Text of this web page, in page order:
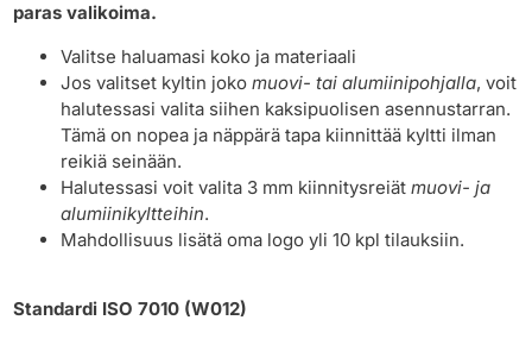
paras valikoima.
Valitse haluamasi koko ja materiaali
Jos valitset kyltin jokomuovi- tai alumiinipohjalla, voit
halutessasi valita siihen kaksipuolisen asennustarran.
Tämä on nopea ja näppärä tapa kiinnittää kyltti ilman
reikiä seinään.
Halutessasi voit valita 3 mm kiinnitysreiätmuovi- ja
alumiinikyltteihin.
Mahdollisuus lisätä oma logo yli 10 kpl tilauksiin.
Standardi ISO 7010 (W012)